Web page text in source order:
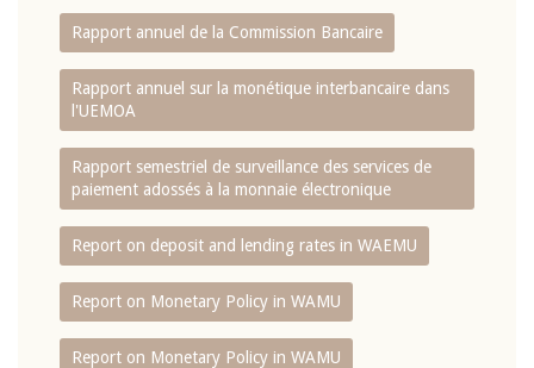
Rapport annuel de la Commission Bancaire
Rapport annuel sur la monétique interbancaire dans
l'UEMOA
Rapport semestriel de surveillance des services de
paiement adossés à la monnaie électronique
Report on deposit and lending rates in WAEMU
Report on Monetary Policy in WAMU
Report on Monetary Policy in WAMU